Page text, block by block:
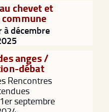
chevet et
commune
à décembre
anges /
débat
Rencontres
septembre